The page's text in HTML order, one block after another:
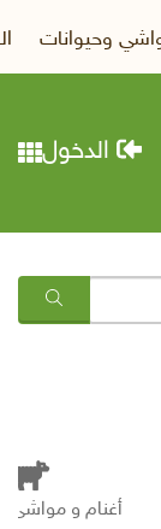
وحيوانات
الدخول
أغنام و مواشى